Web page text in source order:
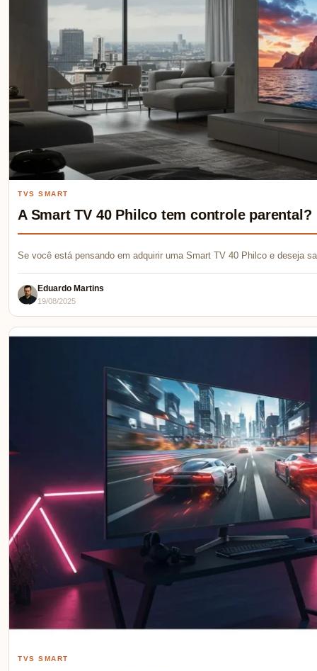
TVS SMART
A Smart TV 40 Philco tem controle parental?
Se você está pensando em adquirir uma Smart TV 40 Philco e deseja
Eduardo Martins
19/08/2025
TVS SMART